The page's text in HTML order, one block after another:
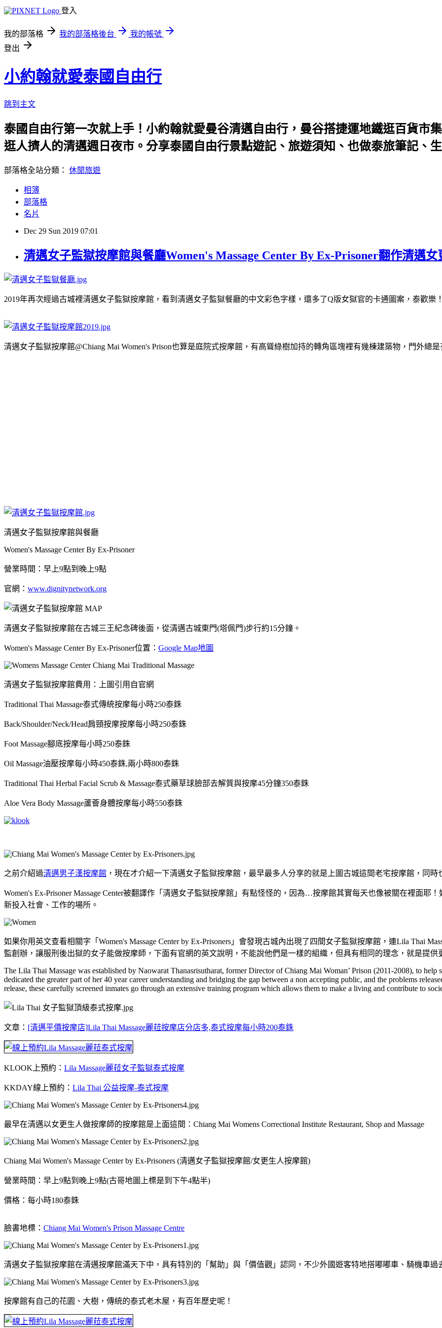
登入
我的部落格 我的部落格後台
我的帳號
登出
小約翰就愛泰國自由行
跳到主文
泰國自由行第一次就上手！小約翰就愛曼谷清邁自由行，曼谷搭捷運地鐵逛百貨市
逛人擠人的清邁週日夜市。分享泰國自由行景點遊記、旅遊須知、也做泰旅筆記、
部落格全站分類： 休閒旅遊
相簿
部落格
名片
Dec 29 Sun 2019 07:01
清邁女子監獄按摩館與餐廳Women's Massage Center By Ex-Prisoner翻作清邁
2019年再次經過古城裡清邁女子監獄按摩館，看到清邁女子監獄餐廳的中文彩色字樣，還多了Q版女獄官的卡通圖案，泰歡樂
清邁女子監獄按摩館@Chiang Mai Women's Prison也算是庭院式按摩館，有高聳綠樹加持的轉角區塊裡有幾棟建築物，門外總
清邁女子監獄按摩館與餐廳
Women's Massage Center By Ex-Prisoner
營業時間：早上9點到晚上9點
官網： www.dignitynetwork.org
清邁女子監獄按摩館在古城三王紀念碑後面，從清邁古城東門(塔佩門)步行約15分鐘。
Women's Massage Center By Ex-Prisoner位置： Google Map地圖
清邁女子監獄按摩館費用：上圖引用自官網
Traditional Thai Massage泰式傳統按摩每小時250泰銖
Back/Shoulder/Neck/Head肩頸按摩按摩每小時250泰銖
Foot Massage腳底按摩每小時250泰銖
Oil Massage油壓按摩每小時450泰銖,兩小時800泰銖
Traditional Thai Herbal Facial Scrub & Massage泰式藥草球臉部去解質與按摩45分鐘350泰銖
Aloe Vera Body Massage蘆薈身體按摩每小時550泰銖
之前介紹過清邁男子漢按摩館 ，現在才介紹一下清邁女子監獄按摩館，最早最多人分享的就是上圖古城這間老宅按摩館，同時
Women's Ex-Prisoner Massage Center被翻譯作「清邁女子監獄按摩館」有點怪怪的，因為…按摩館其實每天也像被關在裡面
新投入社會、工作的場所。
如果你用英文查看相關字「Women's Massage Center by Ex-Prisoners」會發現古城內出現了四間女子監獄按摩館，連Lila Thai
監創辦，讓服刑後出獄的女子能做按摩師，下面有官網的英文說明，不能說他們是一樣的組織，但具有相同的理念，就是提供
The Lila Thai Massage was established by Naowarat Thanasrisutharat, former Director of Chiang Mai Woman’ Prison (2011-2008), to help
dedicated the greater part of her 40 year career understanding and bridging the gap between a non accepting public, and the problems
release, these carefully screened inmates go through an extensive training program which allows them to make a living and contribute to
文章： [清邁平價按摩店]Lila Thai Massage麗菈按摩店分店多,泰式按摩每小時200泰銖
KLOOK上預約： Lila Massage麗菈女子監獄泰式按摩
KKDAY線上預約： Lila Thai 公益按摩-泰式按摩
最早在清邁以女更生人做按摩師的按摩館是上面這間：Chiang Mai Womens Correctional Institute Restaurant, Shop and Massage
Chiang Mai Women's Massage Center by Ex-Prisoners (清邁女子監獄按摩館/女更生人按摩館)
營業時間：早上9點到晚上9點(古哥地圖上標是到下午4點半)
價格：每小時180泰銖
臉書地標： Chiang Mai Women's Prison Massage Centre
清邁女子監獄按摩館在清邁按摩館滿天下中，具有特別的「幫助」與「價值觀」認同，不少外國遊客特地搭嘟嘟車、騎機車過
按摩館有自己的花園、大樹，傳統的泰式老木屋，有百年歷史呢！